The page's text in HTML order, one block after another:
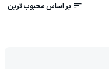
بر اساس محبوب ترین